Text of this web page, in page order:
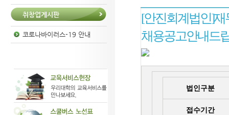
취창업게시판
코로나바이러스-19 안내
[안진회계법인] 재
채용공고 안내드
법인구분
접수기간